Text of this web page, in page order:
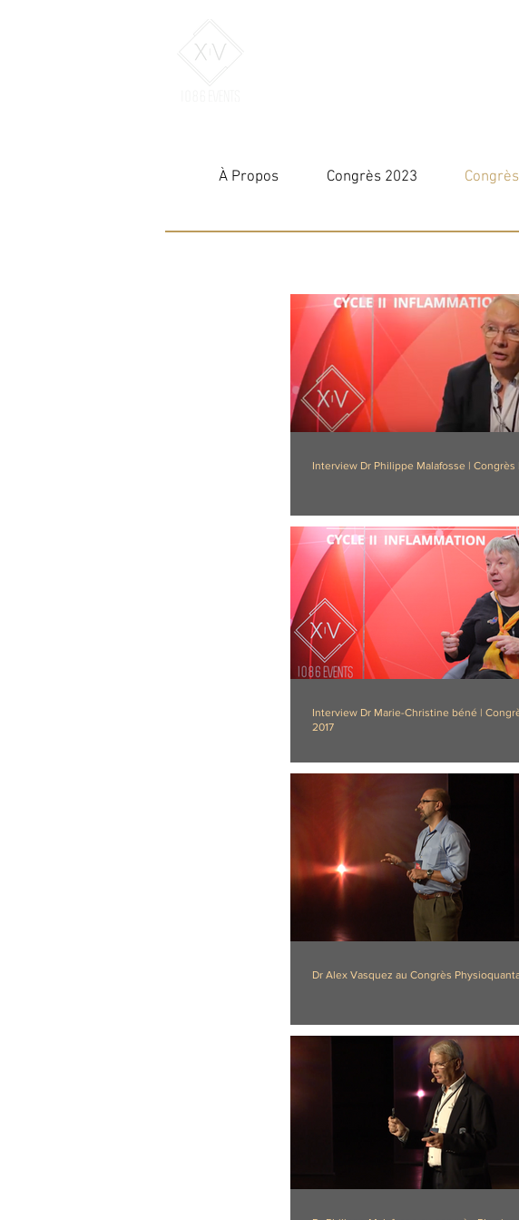
À Propos Congrès 2023
Interview Dr Philippe Malafosse | Congrès
Interview Dr Marie-Christine béné |
2017
Dr Alex Vasquez au Congrès